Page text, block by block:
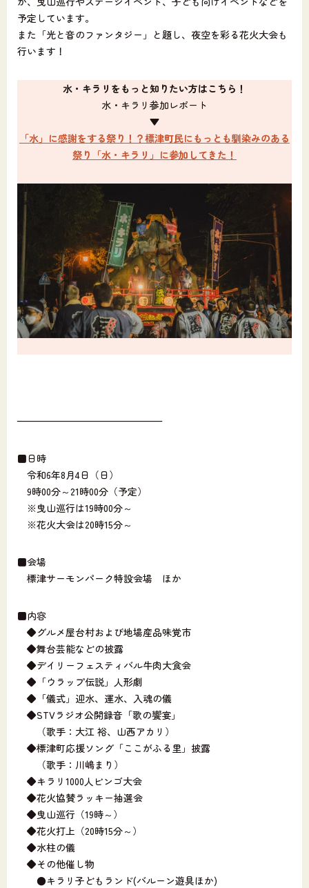
予定しています。
また「光と音のファンタジー」と題し、夜空を彩る花火大会も
行います！
水・キラリをもっと知りたい方はこちら！
水・キラリ参加レポート
▼
「水」に感謝をする祭り！？標津町民にもっとも馴染みのある
祭り「水・キラリ」に参加してきた！
———————————————
■日時
令和6年8月4日（日）
9時00分～21時00分（予定）
※曳山巡行は19時00分～
※花火大会は20時15分～
■会場
標津サーモンパーク特設会場 ほか
■内容
◆グルメ屋台村および地場産品味覚市
◆舞台芸能などの披露
◆デイリーフェスティバル牛肉大食会
◆「ウラップ伝説」人形劇
◆「儀式」迎水、運水、入魂の儀
◆STVラジオ公開録音「歌の饗宴」
（歌手：大江 裕、山西アカリ）
◆標津町応援ソング「ここがふる里」披露
（歌手：川嶋まり）
◆キラリ1000人ビンゴ大会
◆花火協賛ラッキー抽選会
◆曳山巡行（19時～）
◆花火打上（20時15分～）
◆水柱の儀
◆その他催し物
●キラリ子どもランド(バルーン遊具ほか)